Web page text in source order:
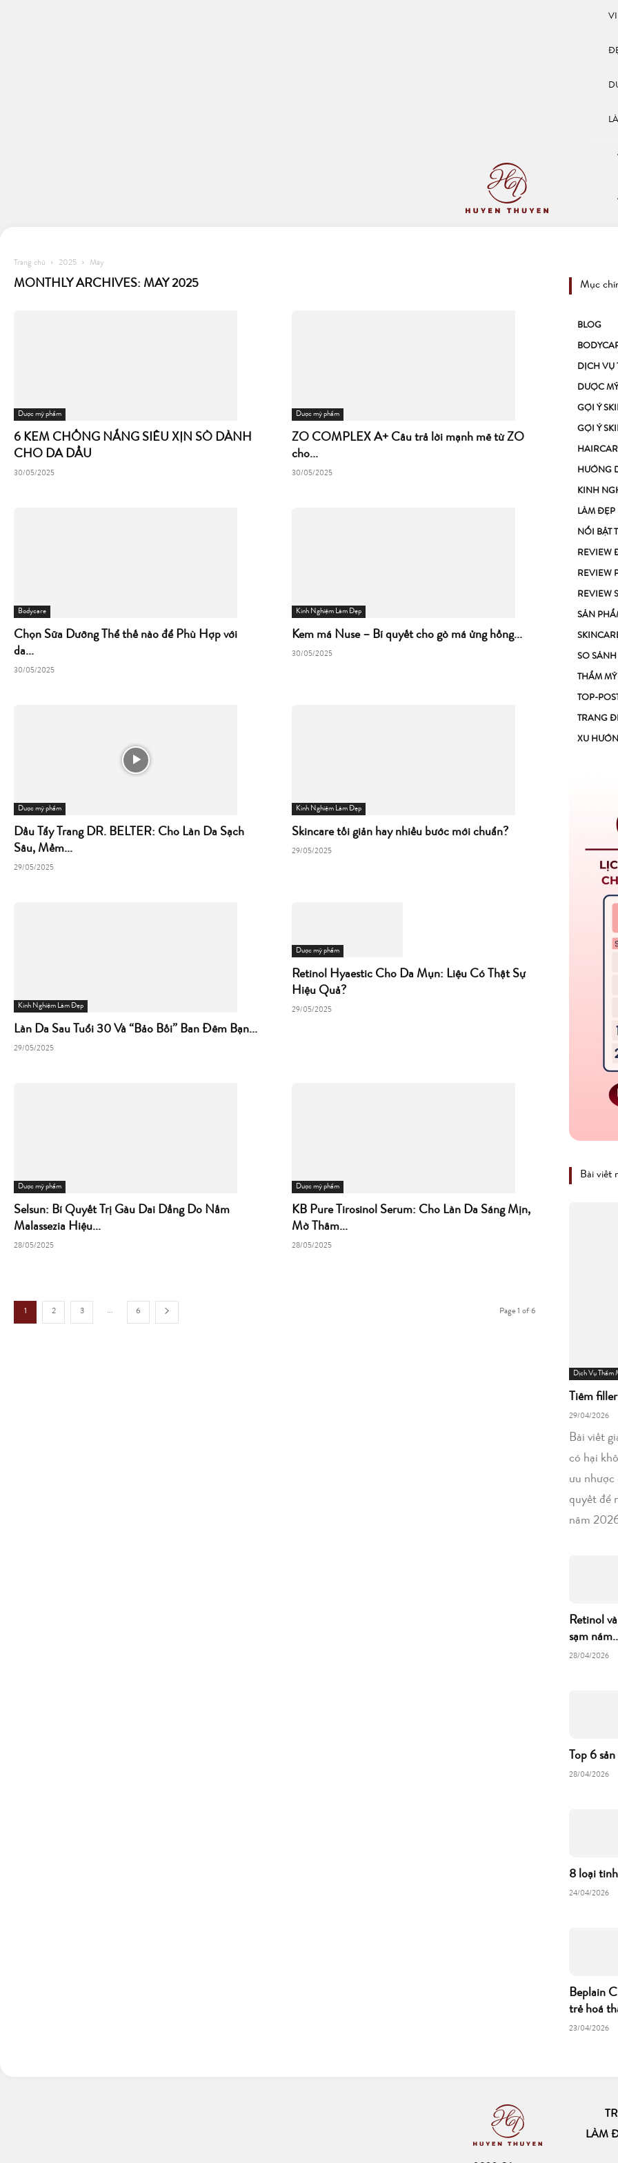
Trang chủ 2025 May
MONTHLY ARCHIVES: MAY 2025
Dược mỹ phẩm
6 KEM CHỐNG NẮNG SIÊU XỊN SÒ DÀNH
CHO DA DẦU
30/05/2025
Dược mỹ phẩm
ZO COMPLEX A+ Câu trả lời mạnh mẽ từ ZO
cho...
30/05/2025
Bodycare
Chọn Sữa Dưỡng Thể thế nào để Phù Hợp với
da...
30/05/2025
Kinh Nghiệm Làm Đẹp
Kem má Nuse – Bí quyết cho gò má ửng hồng...
30/05/2025
Dược mỹ phẩm
Dầu Tẩy Trang DR. BELTER: Cho Làn Da Sạch
Sâu, Mềm...
29/05/2025
Kinh Nghiệm Làm Đẹp
Skincare tối giản hay nhiều bước mới chuẩn?
29/05/2025
Kinh Nghiệm Làm Đẹp
Làn Da Sau Tuổi 30 Và “Bảo Bối” Ban Đêm Bạn...
29/05/2025
Dược mỹ phẩm
Retinol Hyaestic Cho Da Mụn: Liệu Có Thật Sự
Hiệu Quả?
29/05/2025
Dược mỹ phẩm
Selsun: Bí Quyết Trị Gàu Dai Dẳng Do Nấm
Malassezia Hiệu...
28/05/2025
Dược mỹ phẩm
KB Pure Tirosinol Serum: Cho Làn Da Sáng Mịn,
Mờ Thâm...
28/05/2025
1 2 3 ... 6 Page 1 of 6
Mục
BLOG
DỊCH VỤ
DƯỢC
GỢI Ý
GỢI Ý
HƯỚNG
KINH
LÀM ĐẸP
NỔI BẬT
REVIEW
REVIEW
REVIEW
SẢN
SO
THẨM MỸ
TOP-
TRANG
XU
Bài viết
Dịch Vụ Thẩm
Tiêm
29/04/2026
Bài viết
có hại
ưu nhược
quyết để
năm
Retinol
sạm
28/04/2026
Top 6
28/04/2026
8 loại
24/04/2026
Beplain
trẻ hoá
23/04/2026
LÀM